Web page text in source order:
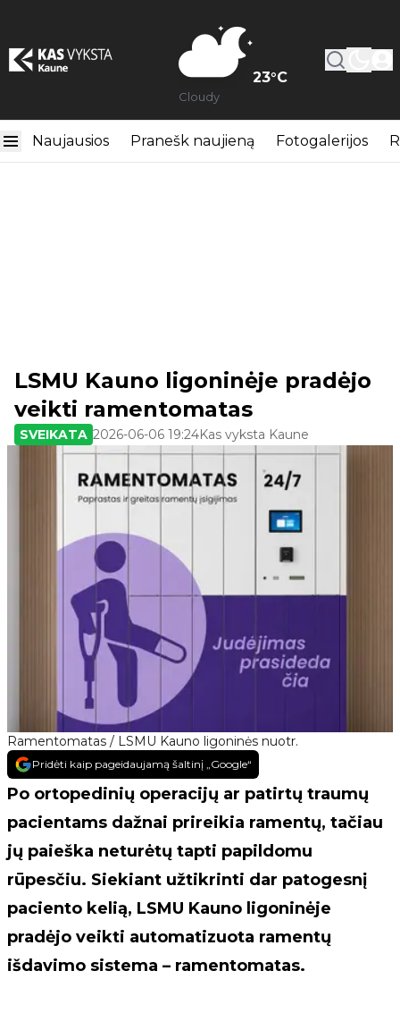
23°C
Cloudy
Naujausios Pranešk naujieną Fotogalerijos
Ramentomatas / LSMU Kauno ligoninės nuotr.
LSMU Kauno ligoninėje pradėjo
veikti ramentomatas
SVEIKATA 2026-06-06 19:24Kas vyksta Kaune
Pridėti kaip pageidaujamą šaltinį „Google“
Po ortopedinių operacijų ar patirtų traumų
pacientams dažnai prireikia ramentų, tačiau
jų paieška neturėtų tapti papildomu
rūpesčiu. Siekiant užtikrinti dar patogesnį
paciento kelią, LSMU Kauno ligoninėje
pradėjo veikti automatizuota ramentų
išdavimo sistema – ramentomatas.